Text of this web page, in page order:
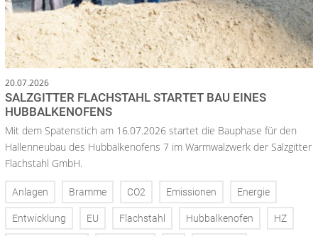
20.07.2026
SALZGITTER FLACHSTAHL STARTET BAU EINES
HUBBALKENOFENS
Mit dem Spatenstich am 16.07.2026 startet die Bauphase für den
Hallenneubau des Hubbalkenofens 7 im Warmwalzwerk der Salzgitter
Flachstahl GmbH.
Anlagen Bramme CO2 Emissionen Energie
Entwicklung EU Flachstahl Hubbalkenofen HZ